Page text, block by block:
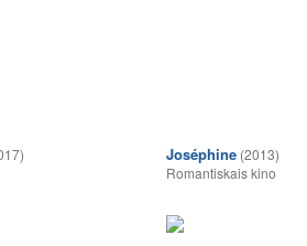
Joséphine (2013)
Romantiskais kino